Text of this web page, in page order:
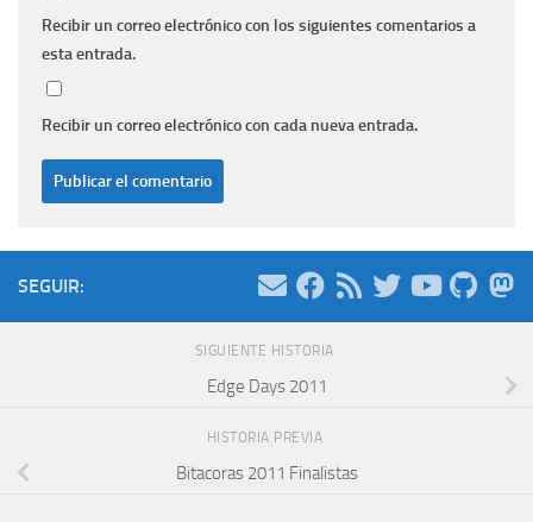
Recibir un correo electrónico con los siguientes comentarios a
esta entrada.
Recibir un correo electrónico con cada nueva entrada.
SEGUIR:
SIGUIENTE HISTORIA
Edge Days 2011
HISTORIA PREVIA
Bitacoras 2011 Finalistas